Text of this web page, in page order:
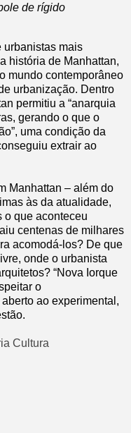
de rígido
urbanistas mais
história de Manhattan,
mundo contemporâneo
urbanização. Dentro
permitiu a “anarquia
gerando o que o
uma condição da
extrair ao
Manhattan – além do
às da atualidade,
o que aconteceu
centenas de milhares
acomodá-los? De que
onde o urbanista
“Nova Iorque
o
ao experimental,
Cultura